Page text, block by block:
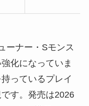
ーナー・Sモンス
化になっていま
っているプレイ
す。発売は2026